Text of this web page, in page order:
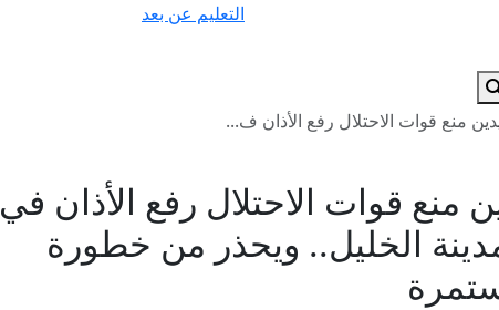
التعليم عن بعد
منع قوات الاحتلال رفع الأذان ف...
منع قوات الاحتلال رفع الأذان في
الخليل.. ويحذر من خطورة